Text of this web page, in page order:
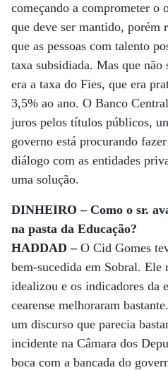
começando a comprometer o
que deve ser mantido, porém
que as pessoas com talento
taxa subsidiada. Mas que não
era a taxa do Fies, que era
3,5% ao ano. O Banco
juros pelos títulos públicos,
governo está procurando
diálogo com as entidades
uma solução.
DINHEIRO – Como o sr.
na pasta da Educação?
HADDAD –O Cid Gomes
bem-sucedida em Sobral. Ele
idealizou e os indicadores da
cearense melhoraram
um discurso que parecia
incidente na Câmara dos
boca com a bancada do